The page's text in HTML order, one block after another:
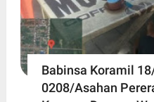
Babinsa Koramil
0208/Asahan